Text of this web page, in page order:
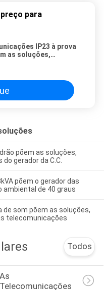
para
IP23 à prova
as soluções,
põem as soluções,
gerador da C.C.
põem o gerador das
de 40 graus
de som põem as soluções,
telecomunicações
Todos
As
Telecomunicações